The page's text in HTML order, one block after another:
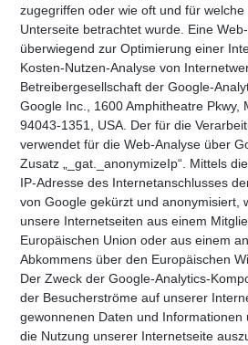
zugegriffen oder wie oft und für
Unterseite betrachtet wurde. Eine
überwiegend zur Optimierung einer
Kosten-Nutzen-Analyse von
Betreibergesellschaft der Google-
Google Inc., 1600 Amphitheatre Pkwy,
94043-1351, USA. Der für die
verwendet für die Web-Analyse über
Zusatz „_gat._anonymizeIp“. Mittels
IP-Adresse des Internetanschlusses
von Google gekürzt und anonymisiert,
unsere Internetseiten aus einem
Europäischen Union oder aus einem
Abkommens über den Europäischen
Der Zweck der Google-Analytics-
der Besucherströme auf unserer
gewonnenen Daten und Informationen
die Nutzung unserer Internetseite